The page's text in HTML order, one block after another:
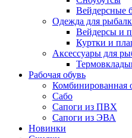
Вейдерсные
Одежда для
Вейдерсы и
Куртки и
Аксессуары для
Рабочая обувь
Комбинированная
Сабо
Сапоги из ПВХ
Сапоги из ЭВА
Новинки